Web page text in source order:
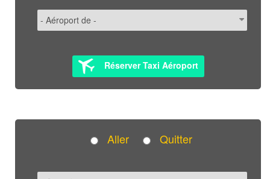
Réserver Taxi Aéroport
Aller Quitter